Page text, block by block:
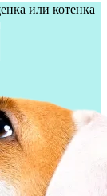
или котенка